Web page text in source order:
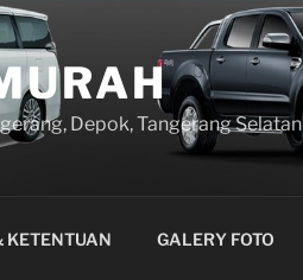
Depok, Tangerang Selatan
KETENTUAN GALERY FOTO